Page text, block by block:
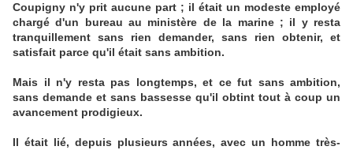
Coupigny n'y prit aucune part ; il était un modeste employé
chargé d'un bureau au ministère de la marine ; il y resta
tranquillement sans rien demander, sans rien obtenir, et
satisfait parce qu'il était sans ambition.
Mais il n'y resta pas longtemps, et ce fut sans ambition,
sans demande et sans bassesse qu'il obtint tout à coup un
avancement prodigieux.
Il était lié, depuis plusieurs années, avec un homme très-